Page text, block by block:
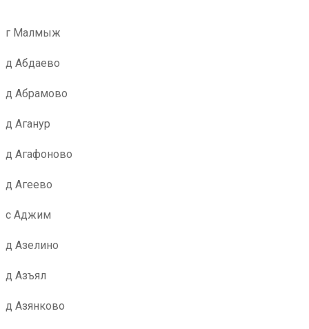
г Малмыж
д Абдаево
д Абрамово
д Аганур
д Агафоново
д Агеево
с Аджим
д Азелино
д Азъял
д Азянково